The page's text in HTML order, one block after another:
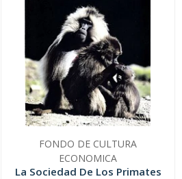
FONDO DE CULTURA
ECONOMICA
La Sociedad De Los Primates